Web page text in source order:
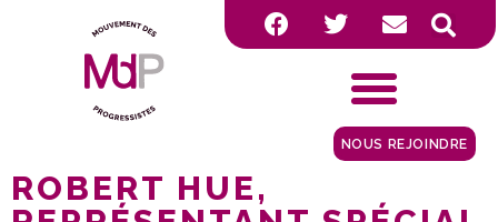
NOUS REJOINDRE
ROBERT HUE,